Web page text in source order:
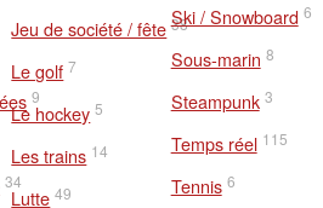
9
34
Jeu de société / fête 38
Le golf 7
Le hockey 5
Les trains 14
Lutte 49
Ski / Snowboard 6
Sous-marin 8
Steampunk 3
Temps réel 115
Tennis 6